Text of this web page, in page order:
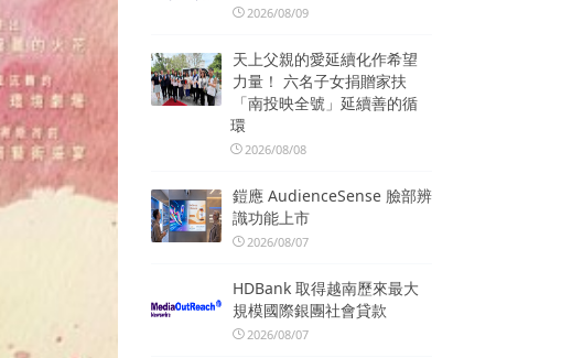
2026/08/09
天上父親的愛延續化作希望
力量！ 六名子女捐贈家扶
「南投映全號」延續善的循
環
2026/08/08
鎧應 AudienceSense 臉部辨
識功能上市
2026/08/07
HDBank 取得越南歷來最大
規模國際銀團社會貸款
2026/08/07